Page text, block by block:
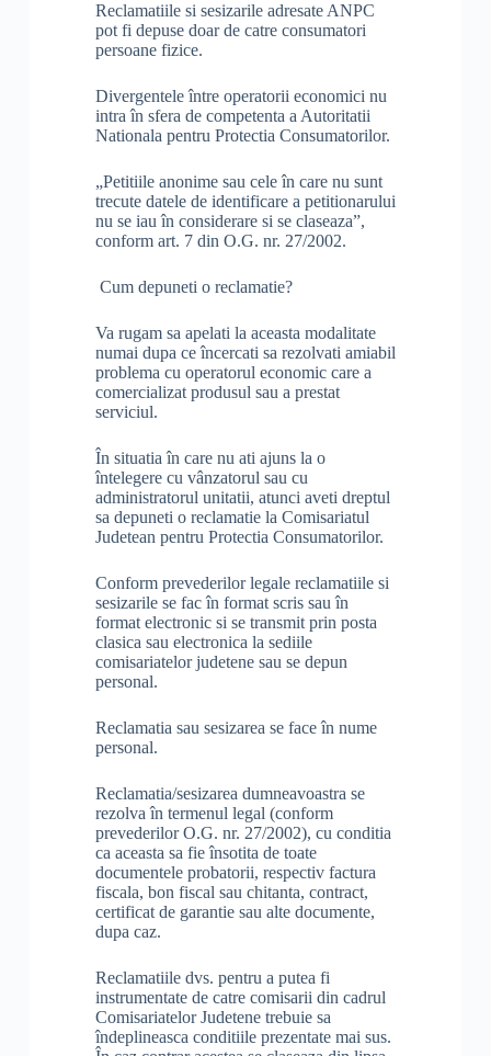
Reclamatiile si sesizarile adresate ANPC
pot fi depuse doar de catre consumatori
persoane fizice.
Divergentele între operatorii economici nu
intra în sfera de competenta a Autoritatii
Nationala pentru Protectia Consumatorilor.
„Petitiile anonime sau cele în care nu sunt
trecute datele de identificare a petitionarului
nu se iau în considerare si se claseaza”,
conform art. 7 din O.G. nr. 27/2002.
Cum depuneti o reclamatie?
Va rugam sa apelati la aceasta modalitate
numai dupa ce încercati sa rezolvati amiabil
problema cu operatorul economic care a
comercializat produsul sau a prestat
serviciul.
În situatia în care nu ati ajuns la o
întelegere cu vânzatorul sau cu
administratorul unitatii, atunci aveti dreptul
sa depuneti o reclamatie la Comisariatul
Judetean pentru Protectia Consumatorilor.
Conform prevederilor legale reclamatiile si
sesizarile se fac în format scris sau în
format electronic si se transmit prin posta
clasica sau electronica la sediile
comisariatelor judetene sau se depun
personal.
Reclamatia sau sesizarea se face în nume
personal.
Reclamatia/sesizarea dumneavoastra se
rezolva în termenul legal (conform
prevederilor O.G. nr. 27/2002), cu conditia
ca aceasta sa fie însotita de toate
documentele probatorii, respectiv factura
fiscala, bon fiscal sau chitanta, contract,
certificat de garantie sau alte documente,
dupa caz.
Reclamatiile dvs. pentru a putea fi
instrumentate de catre comisarii din cadrul
Comisariatelor Judetene trebuie sa
îndeplineasca conditiile prezentate mai sus.